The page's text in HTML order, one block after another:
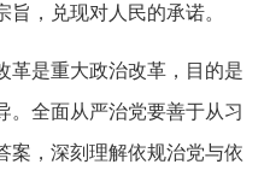
，兑现对人民的承诺。
是重大政治改革，目的是
。全面从严治党要善于从习
案，深刻理解依规治党与依